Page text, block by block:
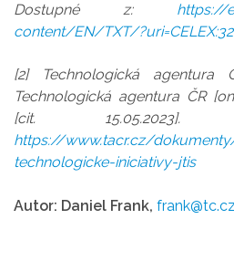
Dostupné z: https://
content/EN/TXT/
[2] Technologická agentura
Technologická agentura ČR
[cit.
https://www.tacr.cz/
technologicke-iniciativy-jtis
Autor: Daniel Frank,